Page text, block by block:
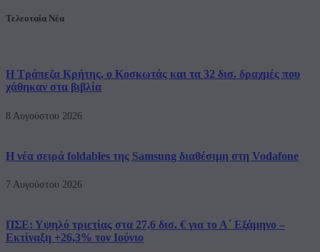
Τελευταία Νέα
Η Τράπεζα Κρήτης, ο Κοσκωτάς και τα 32 δισ. δραχμές που
χάθηκαν στα βιβλία
8 Αυγούστου 2026
Η νέα σειρά foldables της Samsung διαθέσιμη στη Vodafone
7 Αυγούστου 2026
ΠΣΕ: Υψηλό τριετίας στα 27,6 δισ. € για το Α΄ Εξάμηνο –
Εκτίναξη +26,3% τον Ιούνιο